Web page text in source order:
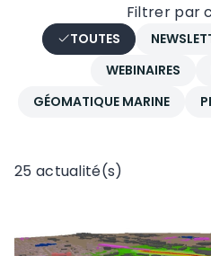
Filtrer par
TOUTES
LES CATÉGORIES
WEBINAIRES
GÉOMATIQUE MARINE
25 actualité(s)